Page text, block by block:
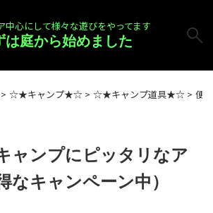
中心にして様々な遊びをやってます
は庭から始めました
> ☆★キャンプ★☆ > ☆★キャンプ道具★☆ > 便
ャンプにピッタリなア
なキャンペーン中）